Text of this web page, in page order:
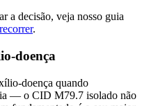
a decisão, veja nosso guia
.
doença
doença quando
— o CID M79.7 isolado não